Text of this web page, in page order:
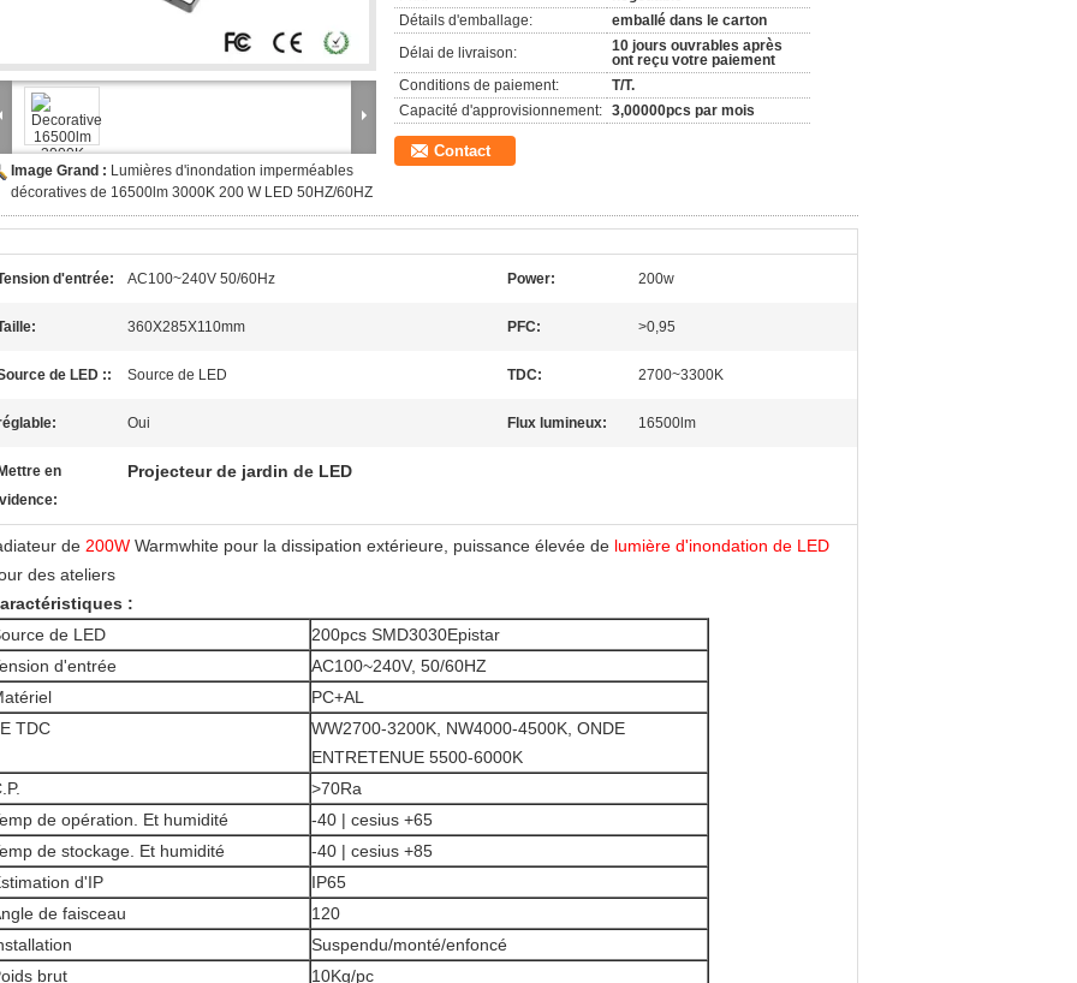
Image Grand : Lumières d'inondation imperméables
décoratives de 16500lm 3000K 200 W LED 50HZ/60HZ
Détails d'emballage:
emballé dans le carton
Délai de livraison:
10 jours ouvrables après
ont reçu votre paiement
Conditions de paiement:
T/T.
Capacité d'approvisionnement: 3,00000pcs par mois
Contact
d'entrée: AC100~240V 50/60Hz Power: 200w
360X285X110mm PFC: >0,95
de LED :: Source de LED TDC: 2700~3300K
Oui Flux lumineux: 16500lm
en
Projecteur de jardin de LED
de 200W Warmwhite pour la dissipation extérieure, puissance élevée de lumière d'inondation de LED
des ateliers
:
de LED
200pcs SMD3030Epistar
d'entrée
AC100~240V, 50/60HZ
PC+AL
TDC
WW2700-3200K, NW4000-4500K, ONDE
ENTRETENUE 5500-6000K
>70Ra
de opération. Et humidité
-40 | cesius +65
de stockage. Et humidité
-40 | cesius +85
d'IP
IP65
de faisceau
120
Suspendu/monté/enfoncé
brut
10Kg/pc